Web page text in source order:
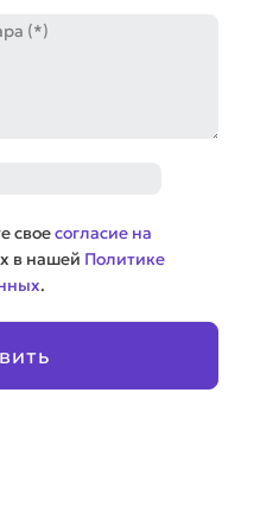
своесогласие на
в нашей Политике
.